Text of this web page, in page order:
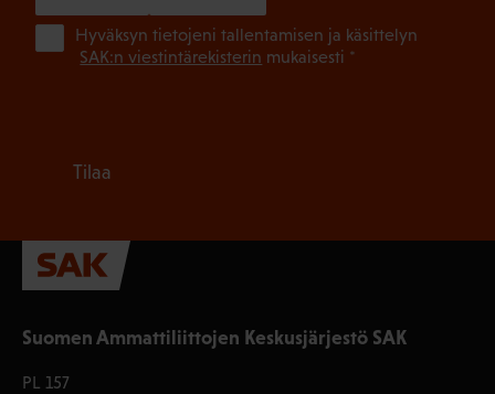
Suomen Ammattiliittojen Keskusjärjestö SAK
PL 157
Hyväksyn tietojeni tallentamisen ja käsittelyn
SAK:n viestintärekisterin mukaisesti *
Tilaa